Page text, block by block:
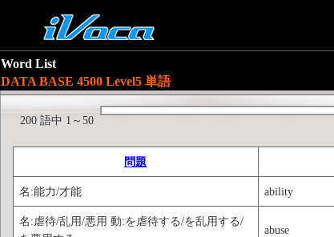
Word List
DATA BASE 4500 Level5 単語
200 語中 1～50
問題
名:能力/才能 ability
名:虐待/乱用/悪用 動:を虐待する/を乱用する/
abuse